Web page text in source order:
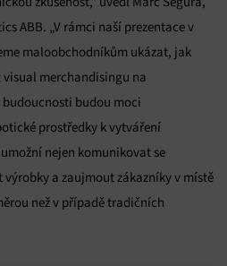
ABB. „V rámci naší prezentace v
maloobchodníkům ukázat, jak
merchandisingu na
budou moci
prostředky k vytváření
nejen komunikovat se
výrobky a zaujmout zákazníky v místě
než v případě tradičních